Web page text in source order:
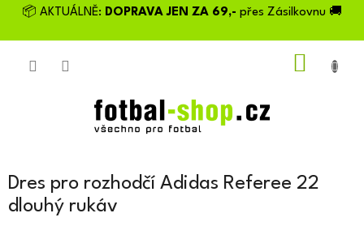
Přejít📦 AKTUÁLNĚ: DOPRAVA JEN ZA 69,- přes Zásilkovnu 🚚
Dres pro rozhodčí Adidas Referee 22
dlouhý rukáv